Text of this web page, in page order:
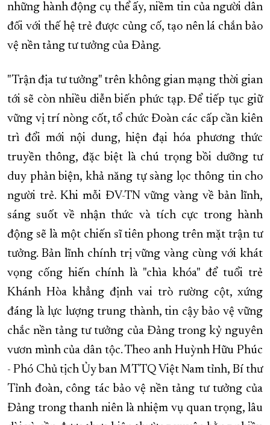
những hành động cụ thể ấy, niềm tin của người dân
đối với thế hệ trẻ được củng cố, tạo nên lá chắn bảo
vệ nền tảng tư tưởng của Đảng.
"Trận địa tư tưởng" trên không gian mạng thời gian
tới sẽ còn nhiều diễn biến phức tạp. Để tiếp tục giữ
vững vị trí nòng cốt, tổ chức Đoàn các cấp cần kiên
trì đổi mới nội dung, hiện đại hóa phương thức
truyền thông, đặc biệt là chú trọng bồi dưỡng tư
duy phản biện, khả năng tự sàng lọc thông tin cho
người trẻ. Khi mỗi ĐV-TN vững vàng về bản lĩnh,
sáng suốt về nhận thức và tích cực trong hành
động sẽ là một chiến sĩ tiên phong trên mặt trận tư
tưởng. Bản lĩnh chính trị vững vàng cùng với khát
vọng cống hiến chính là "chìa khóa" để tuổi trẻ
Khánh Hòa khẳng định vai trò rường cột, xứng
đáng là lực lượng trung thành, tin cậy bảo vệ vững
chắc nền tảng tư tưởng của Đảng trong kỷ nguyên
vươn mình của dân tộc. Theo anh Huỳnh Hữu Phúc
- Phó Chủ tịch Ủy ban MTTQ Việt Nam tỉnh, Bí thư
Tỉnh đoàn, công tác bảo vệ nền tảng tư tưởng của
Đảng trong thanh niên là nhiệm vụ quan trọng, lâu